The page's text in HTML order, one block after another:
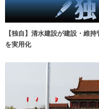
【独自】清水建設が建設・維
を実用化